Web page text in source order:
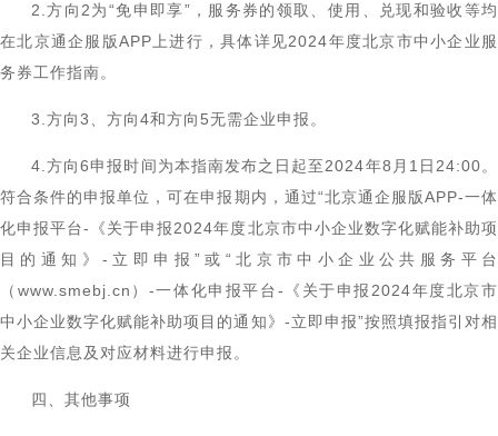
2.方向2为“免申即享”，服务券的领取、使用、兑现和验收等均
在北京通企服版APP上进行，具体详见2024年度北京市中小企业服
务券工作指南。
3.方向3、方向4和方向5无需企业申报。
4.方向6申报时间为本指南发布之日起至2024年8月1日24:00。
符合条件的申报单位，可在申报期内，通过“北京通企服版APP-一体
化申报平台-《关于申报2024年度北京市中小企业数字化赋能补助项
目的通知》-立即申报”或“北京市中小企业公共服务平台
（www.smebj.cn）-一体化申报平台-《关于申报2024年度北京市
中小企业数字化赋能补助项目的通知》-立即申报”按照填报指引对相
关企业信息及对应材料进行申报。
四、其他事项